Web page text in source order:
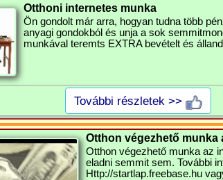
Otthoni internetes munka
Ön gondolt már arra, hogyan tudna több
anyagi gondokból és unja a sok
munkával teremts EXTRA bevételt és
További részletek >>
Otthon végezhető munka
Otthon végezhető munka az
eladni semmit sem. További
Http://startlap.freebase.hu